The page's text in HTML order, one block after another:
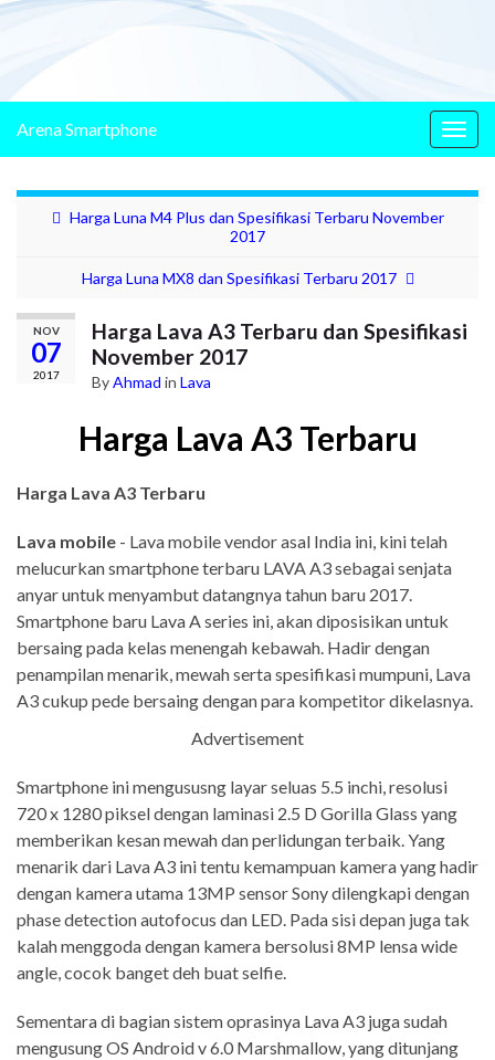
Arena Smartphone
Harga Luna M4 Plus dan Spesifikasi Terbaru November
2017
Harga Luna MX8 dan Spesifikasi Terbaru 2017
NOV
07
2017
Harga Lava A3 Terbaru dan Spesifikasi
November 2017
ByAhmad in Lava
Harga Lava A3 Terbaru
Harga Lava A3 Terbaru
Lava mobile - Lava mobile vendor asal India ini, kini telah
melucurkan smartphone terbaru LAVA A3 sebagai senjata
anyar untuk menyambut datangnya tahun baru 2017.
Smartphone baru Lava A series ini, akan diposisikan untuk
bersaing pada kelas menengah kebawah. Hadir dengan
penampilan menarik, mewah serta spesifikasi mumpuni, Lava
A3 cukup pede bersaing dengan para kompetitor dikelasnya.
Advertisement
Smartphone ini mengususng layar seluas 5.5 inchi, resolusi
720 x 1280 piksel dengan laminasi 2.5 D Gorilla Glass yang
memberikan kesan mewah dan perlidungan terbaik. Yang
menarik dari Lava A3 ini tentu kemampuan kamera yang hadir
dengan kamera utama 13MP sensor Sony dilengkapi dengan
phase detection autofocus dan LED. Pada sisi depan juga tak
kalah menggoda dengan kamera bersolusi 8MP lensa wide
angle, cocok banget deh buat selfie.
Sementara di bagian sistem oprasinya Lava A3 juga sudah
mengusung OS Android v 6.0 Marshmallow, yang ditunjang